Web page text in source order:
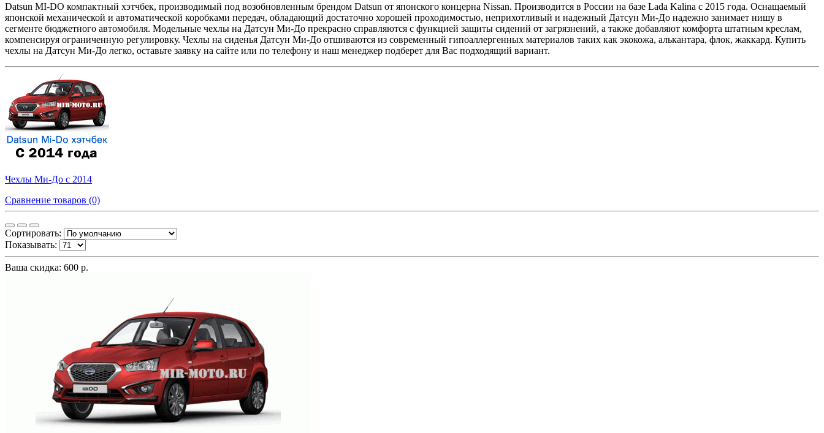
Datsun MI-DO компактный хэтчбек, производимый под возобновленным брендом Datsun от японского концерна Nissan. Производится в России на базе Lada Kalina с 2015 года. Оснащаемый
японской механической и автоматической коробками передач, обладающий достаточно хорошей проходимостью, неприхотливый и надежный Датсун Ми-До надежно занимает нишу в
сегменте бюджетного автомобиля. Модельные чехлы на Датсун Ми-До прекрасно справляются с функцией защиты сидений от загрязнений, а также добавляют комфорта штатным креслам,
компенсируя ограниченную регулировку. Чехлы на сиденья Датсун Ми-До отшиваются из современный гипоаллергенных материалов таких как экокожа, алькантара, флок, жаккард. Купить
чехлы на Датсун Ми-До легко, оставьте заявку на сайте или по телефону и наш менеджер подберет для Вас подходящий вариант.
Чехлы Ми-До с 2014
Сравнение товаров (0)
Сортировать:
Показывать:
Ваша скидка: 600 р.